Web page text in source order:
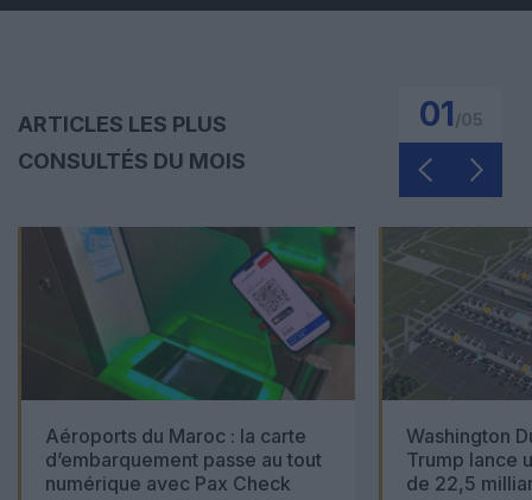
ARTICLES LES PLUS
CONSULTÉS DU MOIS
01
Aéroports du Maroc : la carte
d’embarquement passe au tout
numérique avec Pax Check
Washington
Trump lance
de 22,5